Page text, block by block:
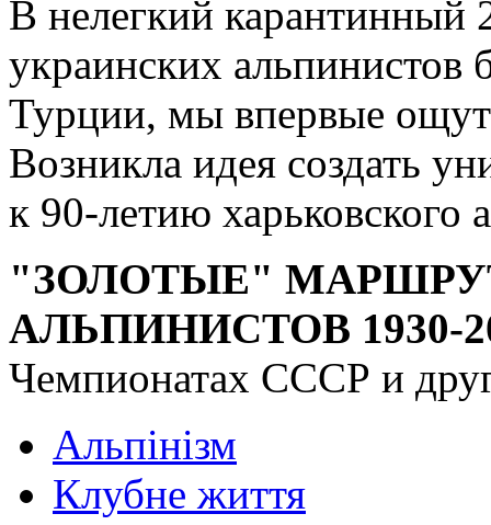
В нелегкий карантинный
украинских альпинистов
Турции, мы впервые
Возникла идея создать
к 90-летию харьковского
"ЗОЛОТЫЕ"
АЛЬПИНИСТОВ 1930-
Чемпионатах СССР и
Альпінізм
Клубне життя